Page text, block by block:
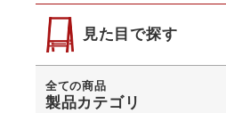
見た目で探す
全ての商品
製品カテゴリ